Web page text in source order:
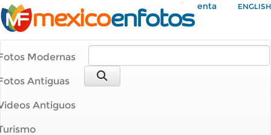
Mi Cuenta ENGLISH
Modernas
Antiguas
Antiguos